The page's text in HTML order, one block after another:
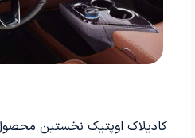
کادیلاک اوپتیک نخستین